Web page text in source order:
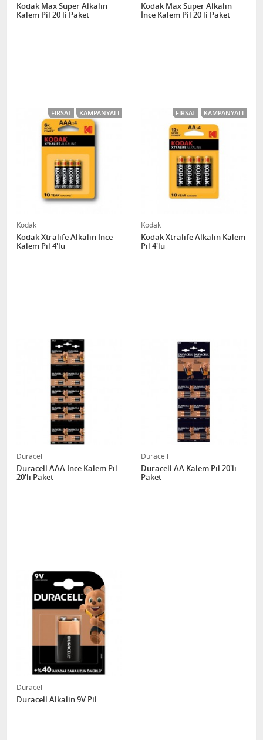
Kodak Max Süper Alkalin
Kalem Pil 20 li Paket
Kodak Max Süper Alkalin
İnce Kalem Pil 20 li Paket
FIRSAT KAMPANYALI
Kodak
Kodak Xtralife Alkalin İnce
Kalem Pil 4'lü
FIRSAT KAMPANYALI
Kodak
Kodak Xtralife Alkalin Kalem
Pil 4'lü
Duracell
Duracell AAA İnce Kalem Pil
20'li Paket
Duracell
Duracell AA Kalem Pil 20'li
Paket
Duracell
Duracell Alkalin 9V Pil